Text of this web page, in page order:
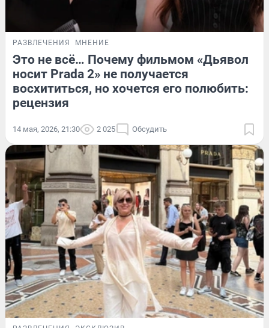
РАЗВЛЕЧЕНИЯ МНЕНИЕ
Это не всё… Почему фильмом «Дьявол
носит Prada 2» не получается
восхититься, но хочется его полюбить:
рецензия
14 мая, 2026, 21:30 2 025 Обсудить